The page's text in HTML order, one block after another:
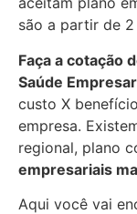
são a partir de
Faça a cotação
Saúde
custo X
empresa.
regional, plano
empresariais
Aqui você vai